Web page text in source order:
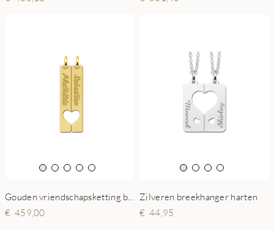
459,00
Zilveren breekhanger harten
44,95